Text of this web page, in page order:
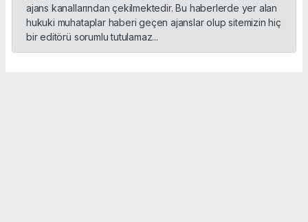
ajans kanallarından çekilmektedir. Bu haberlerde yer alan
hukuki muhataplar haberi geçen ajanslar olup sitemizin hiç
bir editörü sorumlu tutulamaz...